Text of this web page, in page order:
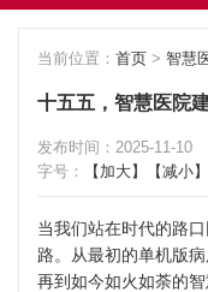
当前位置： 首页 > 智慧
十五五，智慧医院
发布时间：2025-11-10
字号：
【加大】 【减小】
当我们站在时代的路
路。从最初的单机版
再到如今如火如荼的